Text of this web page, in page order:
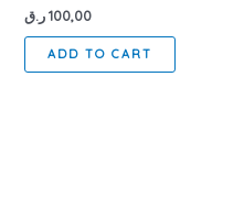
100,00 ر.ق
ADD TO CART